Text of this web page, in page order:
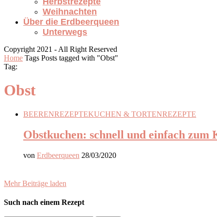
Weihnachten
Über die Erdbeerqueen
Unterwegs
Copyright 2021 - All Right Reserved
Home Tags Posts tagged with "Obst"
Tag:
Obst
BEERENREZEPTEKUCHEN & TORTENREZEPTE
Obstkuchen: schnell und einfach zum
von Erdbeerqueen 28/03/2020
Mehr Beiträge laden
Such nach einem Rezept